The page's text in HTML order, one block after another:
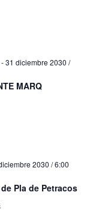
31 diciembre 2030 /
MARQ
2030 / 6:00
Pla de Petracos